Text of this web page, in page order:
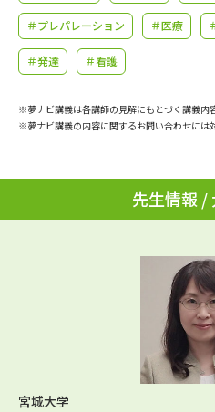
学問のミニ講義「夢ナビ講義」
学問の教科書
ユーザー
お支払いについて
＃プレパレーション ＃医療
＃発達 ＃看護
※夢ナビ講義は各講師の見解にもとづく講義内
※夢ナビ講義の内容に関するお問い合わせには
先生情報 /
宮城大学